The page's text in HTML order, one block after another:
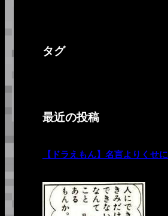
タグ
最近の投稿
【ドラえもん】名言よりくせ